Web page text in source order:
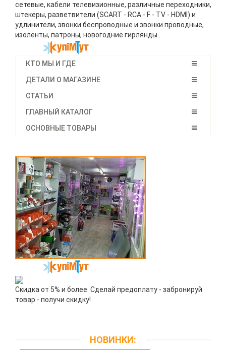
сетевые, кабели телевизионные, различные переходники,
штекеры, разветвители (SCART - RCA - F - TV - HDMI) и
удлинители, звонки беспроводные и звонки проводные,
изоленты, патроны, новогодние гирлянды..
КТО МЫ И ГДЕ
ДЕТАЛИ О МАГАЗИНЕ
СТАТЬИ
ГЛАВНЫЙ КАТАЛОГ
ОСНОВНЫЕ ТОВАРЫ
Скидка от 5% и более. Сделай предоплату - забронируй
товар - получи скидку!
НОВИНКИ: